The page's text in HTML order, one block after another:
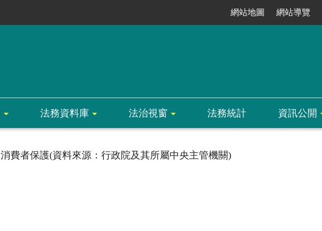
網站地圖 網站導覽
法務資料庫 法治視窗 法務統計 資訊公開
消費者保護(資料來源：行政院及其所屬中央主管機關)